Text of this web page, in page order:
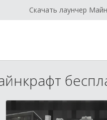
Скачать лаунчер